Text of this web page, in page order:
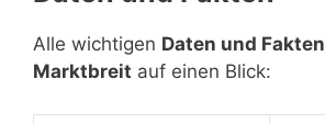
Alle wichtigen Daten und Fakten
Marktbreit auf einen Blick: